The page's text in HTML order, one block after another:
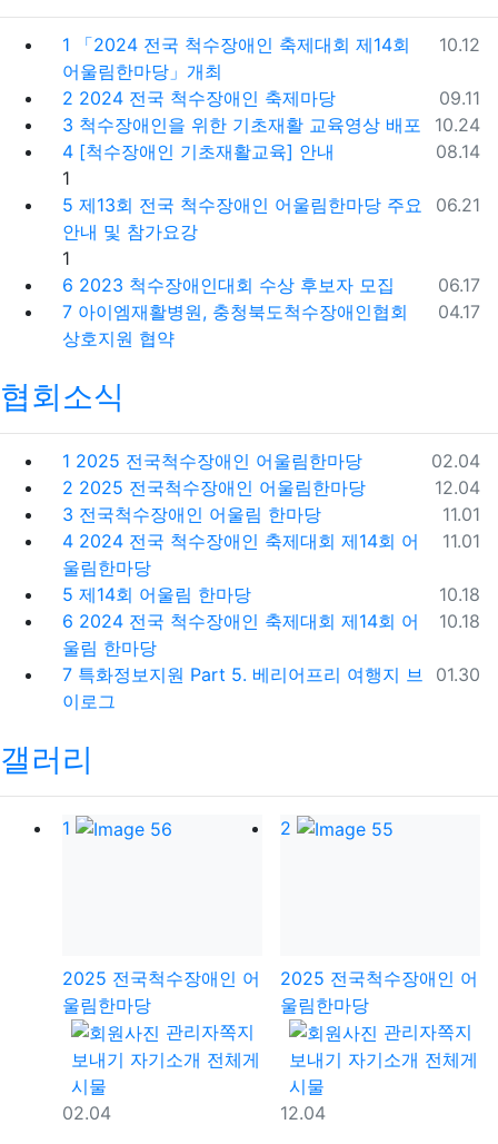
등록일
10.12
1 「2024 전국 척수장애인 축제대회 제14회
어울림한마당」개최
등록일
09.11
2 2024 전국 척수장애인 축제마당
등록일
10.24
3 척수장애인을 위한 기초재활 교육영상 배포
등록일
08.14
4 [척수장애인 기초재활교육] 안내
댓글
1
등록일
06.21
5 제13회 전국 척수장애인 어울림한마당 주요
안내 및 참가요강
댓글
1
등록일
06.17
6 2023 척수장애인대회 수상 후보자 모집
등록일
04.17
7 아이엠재활병원, 충청북도척수장애인협회
상호지원 협약
협회소식
등록일
02.04
1 2025 전국척수장애인 어울림한마당
등록일
12.04
2 2025 전국척수장애인 어울림한마당
등록일
11.01
3 전국척수장애인 어울림 한마당
등록일
11.01
4 2024 전국 척수장애인 축제대회 제14회 어
울림한마당
등록일
10.18
5 제14회 어울림 한마당
등록일
10.18
6 2024 전국 척수장애인 축제대회 제14회 어
울림 한마당
등록일
01.30
7 특화정보지원 Part 5. 베리어프리 여행지 브
이로그
갤러리
1
2025 전국척수장애인 어
울림한마당
등록자
관리자쪽지
보내기 자기소개 전체게
시물
등록일
02.04
2
2025 전국척수장애인 어
울림한마당
등록자
관리자쪽지
보내기 자기소개 전체게
시물
등록일
12.04